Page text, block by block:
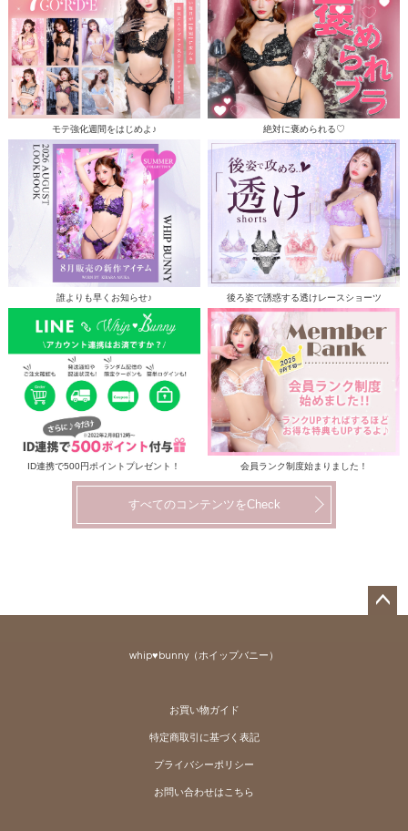
モテ強化週間をはじめよ♪ 絶対に褒められる♡
誰よりも早くお知らせ♪ 後ろ姿で誘惑する透けレースショーツ
ID連携で500円ポイントプレゼント！ 会員ランク制度始まりました！
すべてのコンテンツをCheck
whip♥bunny（ホイップバニー）
お買い物ガイド
特定商取引に基づく表記
プライバシーポリシー
お問い合わせはこちら